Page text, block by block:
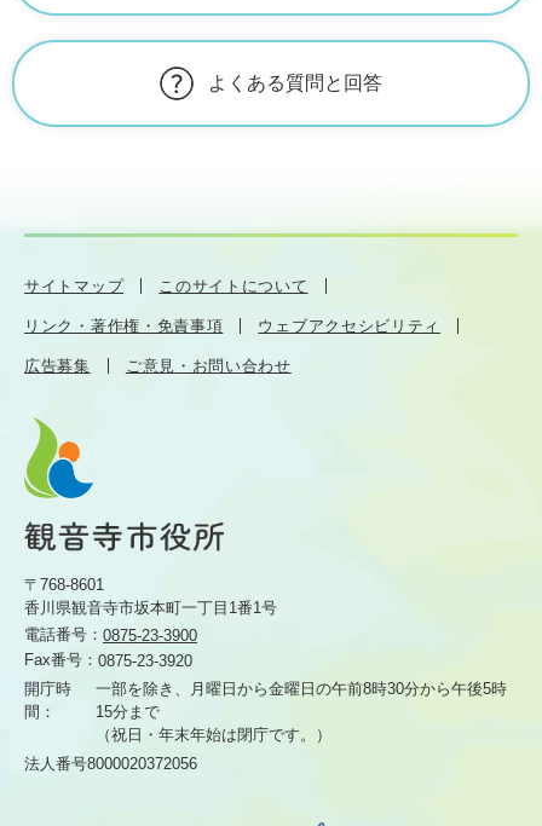
よくある質問と回答
サイトマップ このサイトについて
リンク・著作権・免責事項 ウェブアクセシビリティ
広告募集 ご意見・お問い合わせ
〒768-8601
香川県観音寺市坂本町一丁目1番1号
電話番号： 0875-23-3900
Fax番号： 0875-23-3920
開庁時
間：
一部を除き、月曜日から金曜日の午前8時30分から午後5時
15分まで
（祝日・年末年始は閉庁です。）
法人番号8000020372056